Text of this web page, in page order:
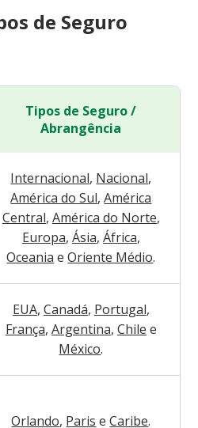
de Seguro
Tipos de Seguro /
Abrangência
Internacional, Nacional,
América do Sul, América
Central, América do Norte,
Europa, Ásia, África,
Oceania e Oriente Médio.
EUA, Canadá, Portugal,
França, Argentina, Chile e
México.
Orlando, Paris e Caribe.